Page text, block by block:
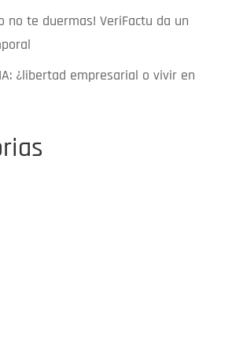
no te duermas! VeriFactu da un
¿libertad empresarial o vivir en